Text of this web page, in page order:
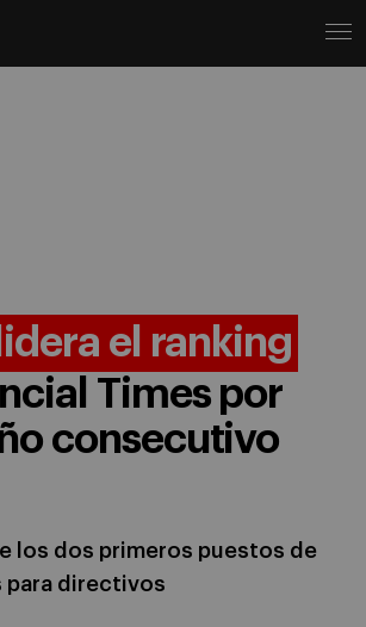
lidera el ranking
Times por
consecutivo
los dos primeros puestos de
para directivos